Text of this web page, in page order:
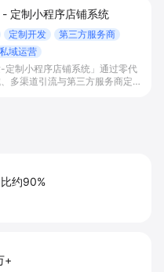
、提升复购与业绩增长。
定制小程序店铺系统
定制开发
第三方服务商
私域运营
-定制小程序店铺系统」通过零代
多渠道引流与第三方服务商定制
约90%
+